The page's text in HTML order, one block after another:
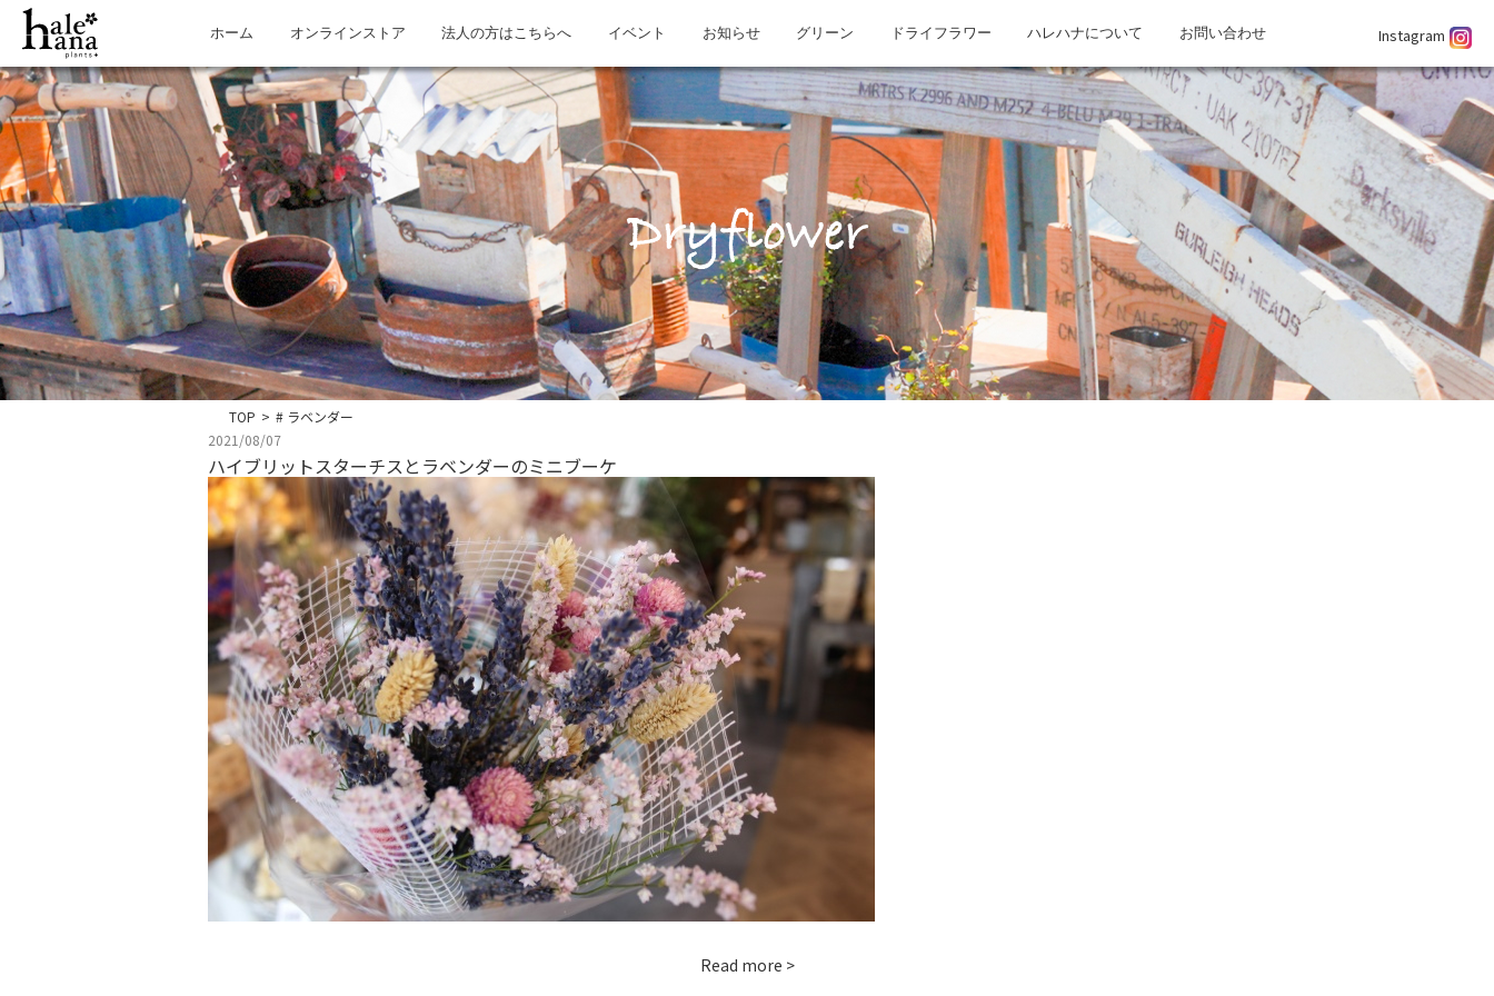
ホーム オンラインストア 法人の方はこちらへ イベント お知らせ グリーン ドライフラワー ハレハナについて お問い合わせ Instagram
Dryflower
TOP > # ラベンダー
2021/08/07
ハイブリットスターチスとラベンダーのミニブーケ
Read more >